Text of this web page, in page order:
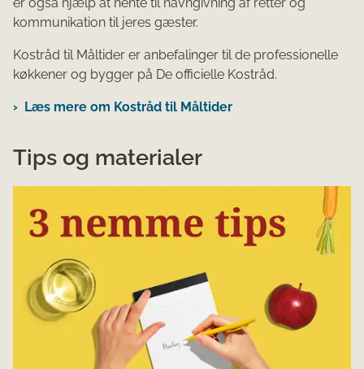
kommunikation til jeres gæster.
Kostråd til Måltider er anbefalinger til de professionelle
køkkener og bygger på De officielle Kostråd.
Læs mere om Kostråd til Måltider
Tips og materialer